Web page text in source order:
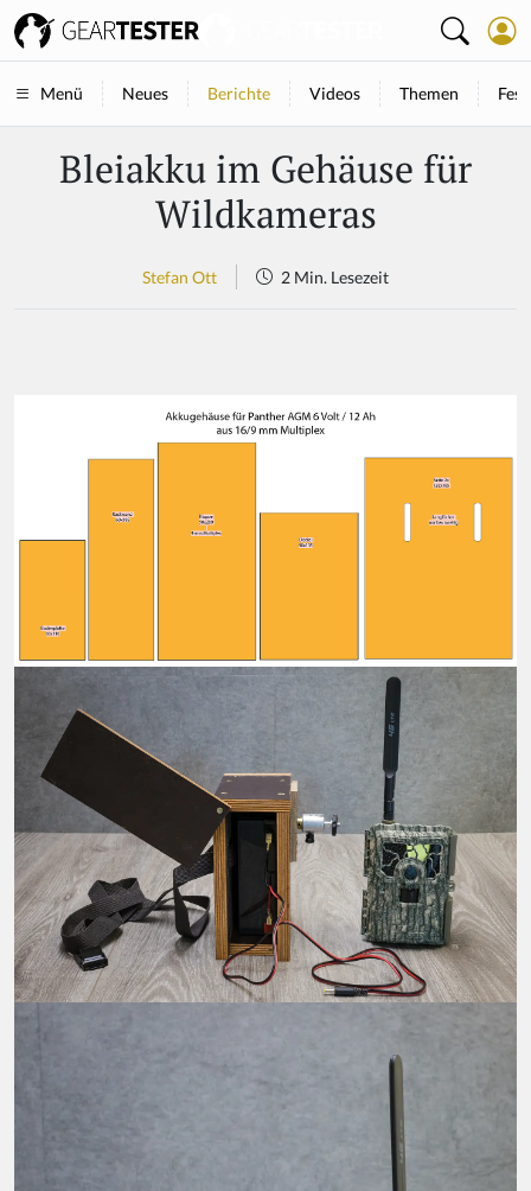
Menü Neues Berichte Videos Themen
Bleiakku im Gehäuse für
Wildkameras
Stefan Ott 2 Min. Lesezeit